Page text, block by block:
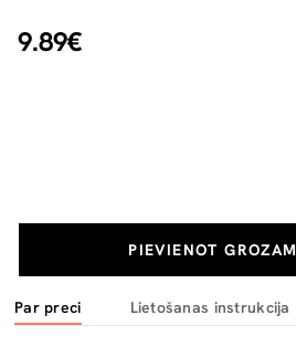
9.89€
PIEVIENOT GROZAM
Par preci Lietošanas instrukcija